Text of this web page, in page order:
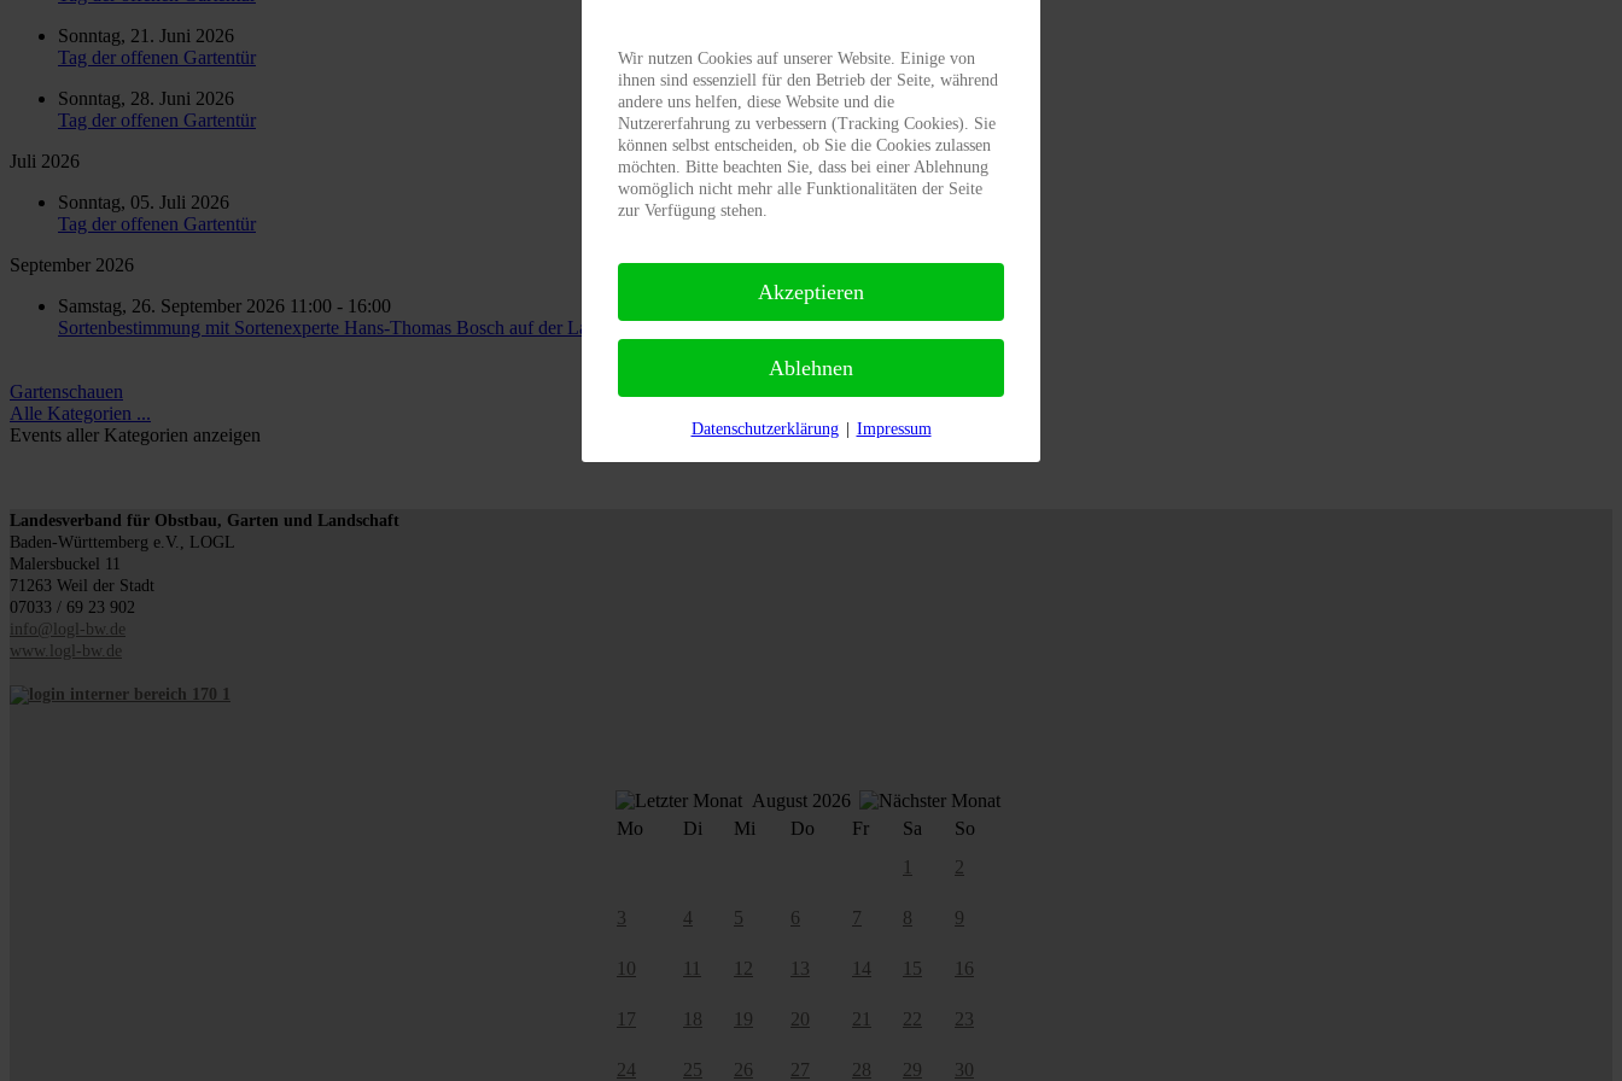
Sonntag, 21. Juni 2026
Tag der offenen Gartentür
Sonntag, 28. Juni 2026
Tag der offenen Gartentür
Juli 2026
Sonntag, 05. Juli 2026
Tag der offenen Gartentür
September 2026
Samstag, 26. September 2026 11:00 - 16:00
Sortenbestimmung mit Sortenexperte Hans-Thomas Bosch auf der Landesgartenschau Ellwangen
Anzeige #
Gartenschauen
Alle Kategorien ...
Events aller Kategorien anzeigen
Landesverband für Obstbau, Garten und Landschaft
Baden-Württemberg e.V., LOGL
Malersbuckel 11
71263 Weil der Stadt
07033 / 69 23 902
info@logl-bw.de
www.logl-bw.de
August 2026
Mo
Di Mi Do Fr Sa
So
1
2
3 4 5 6 7 8 9
10 11 12 13 14 15 16
17 18 19 20 21 22 23
24 25 26 27 28 29 30
Wir nutzen Cookies auf unserer Website. Einige von
ihnen sind essenziell für den Betrieb der Seite, während
andere uns helfen, diese Website und die
Nutzererfahrung zu verbessern (Tracking Cookies). Sie
können selbst entscheiden, ob Sie die Cookies zulassen
möchten. Bitte beachten Sie, dass bei einer Ablehnung
womöglich nicht mehr alle Funktionalitäten der Seite
zur Verfügung stehen.
Akzeptieren
Ablehnen
Datenschutzerklärung | Impressum